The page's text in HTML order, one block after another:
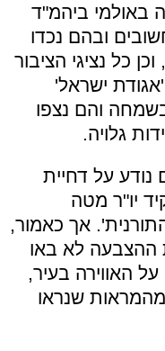
באולמי ביהמ"ד
ובהם נכדו
כל נציגי הציבור
ישראל'
והם נצפו
גלויה.
נודע על דחיית
יו"ר מטה
אך כאמור,
ההצבעה לא באו
על האווירה בעיר,
מהמראות שנראו